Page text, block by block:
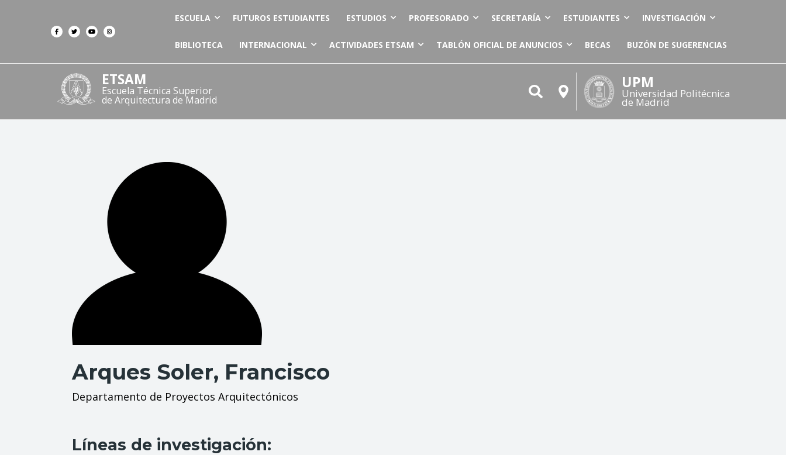
ESCUELA FUTUROS ESTUDIANTES ESTUDIOS PROFESORADO SECRETARÍA ESTUDIANTES INVESTIGACIÓN
BIBLIOTECA INTERNACIONAL ACTIVIDADES ETSAM TABLÓN OFICIAL DE ANUNCIOS BECAS BUZÓN DE SUGERENCIAS
ETSAM
Escuela Técnica Superior
de Arquitectura de Madrid
UPM
Universidad Politécnica
de Madrid
Arques Soler, Francisco
Departamento de Proyectos Arquitectónicos
Líneas de investigación: